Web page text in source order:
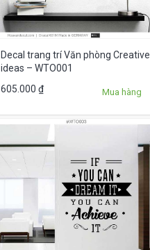
Decal trang trí Văn phòng Creative
ideas – WTO001
605.000 ₫ Mua hàng